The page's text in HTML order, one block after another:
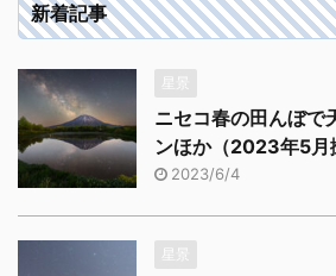
新着記事
星景
ニセコ春の田んぼで
ンほか（2023年5月
2023/6/4
星景